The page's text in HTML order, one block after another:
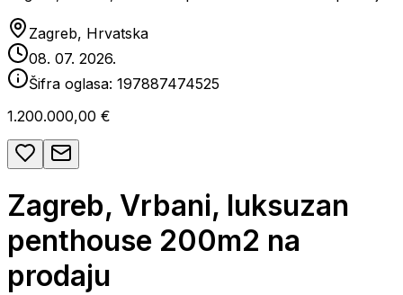
Zagreb, Hrvatska
08. 07. 2026.
Šifra oglasa: 197887474525
1.200.000,00 €
Zagreb, Vrbani, luksuzan
penthouse 200m2 na
prodaju